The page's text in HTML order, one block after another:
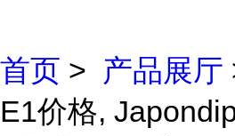
首页 > 产品展厅
E1价格,